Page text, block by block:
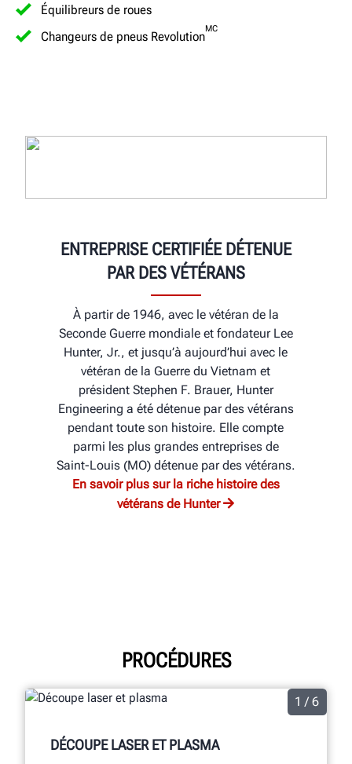
Équilibreurs de roues
Changeurs de pneus Revolution
MC
ENTREPRISE CERTIFIÉE DÉTENUE
PAR DES VÉTÉRANS
À partir de 1946, avec le vétéran de la
Seconde Guerre mondiale et fondateur Lee
Hunter, Jr., et jusqu’à aujourd’hui avec le
vétéran de la Guerre du Vietnam et
président Stephen F. Brauer, Hunter
Engineering a été détenue par des vétérans
pendant toute son histoire. Elle compte
parmi les plus grandes entreprises de
Saint-Louis (MO) détenue par des vétérans.
En savoir plus sur la riche histoire des
vétérans de Hunter
PROCÉDURES
1 / 6
DÉCOUPE LASER ET PLASMA